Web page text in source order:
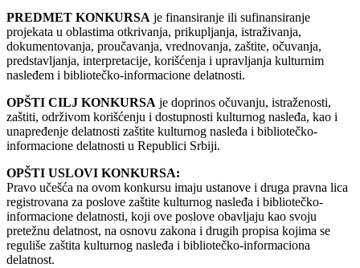
PREDMET KONKURSA je finansiranje ili sufinansiranje
projekata u oblastima otkrivanja, prikupljanja, istraživanja,
dokumentovanja, proučavanja, vrednovanja, zaštite, očuvanja,
predstavljanja, interpretacije, korišćenja i upravljanja kulturnim
nasleđem i bibliotečko-informacione delatnosti.
OPŠTI CILJ KONKURSA je doprinos očuvanju, istraženosti,
zaštiti, održivom korišćenju i dostupnosti kulturnog nasleđa, kao i
unapređenje delatnosti zaštite kulturnog nasleđa i bibliotečko-
informacione delatnosti u Republici Srbiji.
OPŠTI USLOVI KONKURSA:
Pravo učešća na ovom konkursu imaju ustanove i druga pravna lica
registrovana za poslove zaštite kulturnog nasleđa i bibliotečko-
informacione delatnosti, koji ove poslove obavljaju kao svoju
pretežnu delatnost, na osnovu zakona i drugih propisa kojima se
reguliše zaštita kulturnog nasleđa i bibliotečko-informaciona
delatnost.